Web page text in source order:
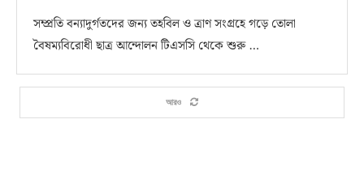
সম্প্রতি বন্যাদুর্গতদের জন্য তহবিল ও ত্রাণ সংগ্রহে গড়ে তোলা
বৈষম্যবিরোধী ছাত্র আন্দোলন টিএসসি থেকে শুরু …
আরও